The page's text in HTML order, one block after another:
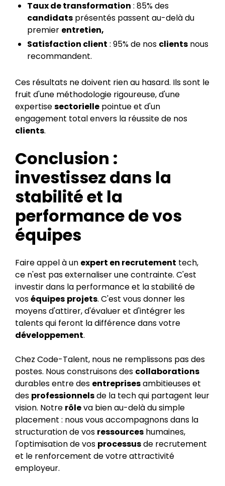
Taux de transformation : 85% des
candidats présentés passent au-delà du
premier entretien,
Satisfaction client : 95% de nos clients nous
recommandent.
Ces résultats ne doivent rien au hasard. Ils sont le
fruit d'une méthodologie rigoureuse, d'une
expertisesectorielle pointue et d'un
engagement total envers la réussite de nos
clients.
Conclusion :
investissez dans la
stabilité et la
performance de vos
équipes
Faire appel à un expert en recrutement tech,
ce n'est pas externaliser une contrainte. C'est
investir dans la performance et la stabilité de
voséquipes projets. C'est vous donner les
moyens d'attirer, d'évaluer et d'intégrer les
talents qui feront la différence dans votre
développement.
Chez Code-Talent, nous ne remplissons pas des
postes. Nous construisons des collaborations
durables entre des entreprisesambitieuses et
des professionnelsde la tech qui partagent leur
vision. Notre rôleva bien au-delà du simple
placement : nous vous accompagnons dans la
structuration de vos ressources humaines,
l'optimisation de vos processusde recrutement
et le renforcement de votre attractivité
employeur.